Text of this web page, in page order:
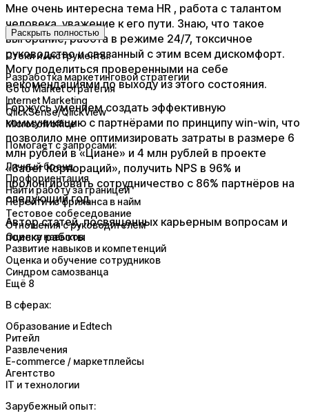
Мне очень интересна тема HR , работа с талантом
человека, уважение к его пути. Знаю, что такое
выгорание, работа в режиме 24/7, токсичное
руководство и связанный с этим всем дискомфорт.
Могу поделиться проверенными на себе
рекомендациями по выходу из этого состояния.
Горжусь умением создать эффективную
коммуникацию с партнёрами по принципу win-win, что
позволило мне оптимизировать затраты в размере 6
млн рублей в «Циане» и 4 млн рублей в проекте
«Забег Корпораций», получить NPS в 96% и
пролонгировать сотрудничество с 86% партнёров на
следующий год
Автор статей, посвященных карьерным вопросам и
поиску работы
Раскрыть полностью
Стеки и инструменты:
Разработка маркетинговой стратегии
Go to Market стратегия
Internet Marketing
QlickSense/QlickView
Microsoft office
Помогает с запросами:
Личный бренд
Профориентация
Найти работу за границей
Перейти из фриланса в найм
Тестовое собеседование
Отношения с руководителем
Оценка навыков
Развитие навыков и компетенций
Оценка и обучение сотрудников
Синдром самозванца
Ещё 8
В сферах:
Образование и Edtech
Ритейл
Развлечения
E-commerce / маркетплейсы
Агентство
IT и технологии
Зарубежный опыт: